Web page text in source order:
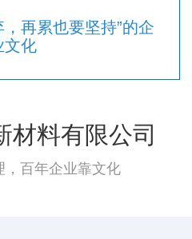
再累也要坚持”的企
文化
材料有限公司
，百年企业靠文化